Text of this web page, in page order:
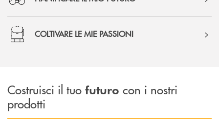
COLTIVARE LE MIE PASSIONI
Costruisci il tuo futuro con i nostri
prodotti